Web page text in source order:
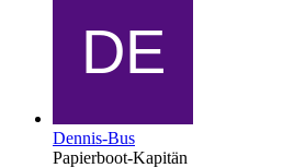
Dennis-Bus
Papierboot-Kapitän